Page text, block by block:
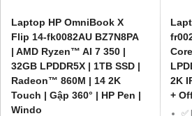
Laptop HP OmniBook X
Flip 14-fk0082AU BZ7N8PA
| AMD Ryzen™ AI 7 350 |
32GB LPDDR5X | 1TB SSD |
Radeon™ 860M | 14 2K
Touch | Gập 360° | HP Pen |
Windo
2K
+
✅